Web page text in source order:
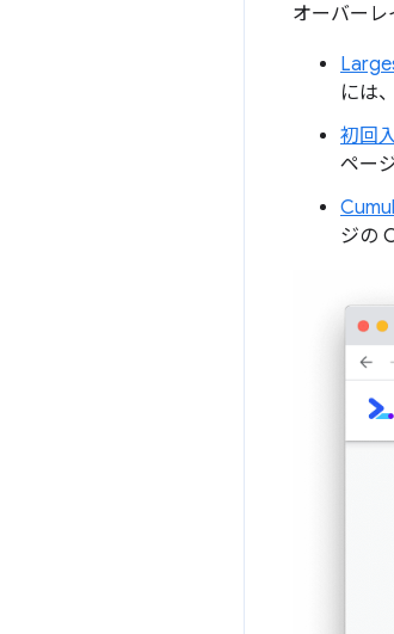
オーバーレ
には
初回
ペー
ジの